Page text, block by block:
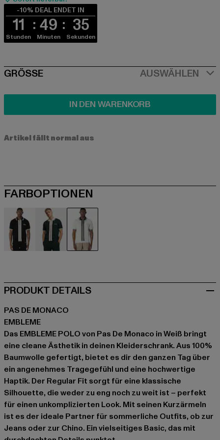
-10% DEAL ENDET IN
11
Stunden
49
Minuten
34
Sekunden
SIZE
GRÖSSE AUSWÄHLEN
IN DEN WARENKORB
Artikel fällt normal aus
FARBOPTIONEN
PRODUKT DETAILS
PAS DE MONACO
EMBLEME
Das EMBLEME POLO von Pas De Monaco in Weiß bringt
eine cleane Ästhetik in deinen Kleiderschrank. Aus 100%
Baumwolle gefertigt, bietet es dir den ganzen Tag über
ein angenehmes Tragegefühl und eine hochwertige
Haptik. Der Regular Fit sorgt für eine klassische
Silhouette, die weder zu eng noch zu weit ist – perfekt
für einen unkomplizierten Look. Mit seinen Kurzärmeln
ist es der ideale Partner für sommerliche Outfits, ob zur
Jeans oder zur Chino. Ein vielseitiges Basic, das mit